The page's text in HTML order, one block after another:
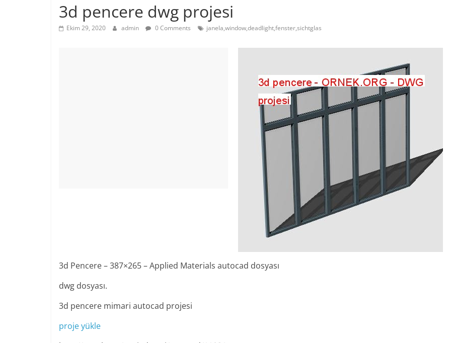
3d pencere dwg projesi
Ekim 29, 2020 admin 0 Comments janela,window,deadlight,fenster,sichtglas
3d Pencere – 387×265 – Applied Materials autocad dosyası
dwg dosyası.
3d pencere mimari autocad projesi
proje yükle